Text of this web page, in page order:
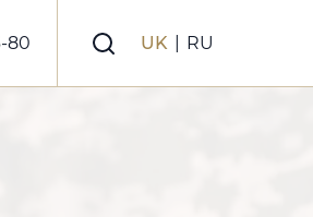
80 UK RU